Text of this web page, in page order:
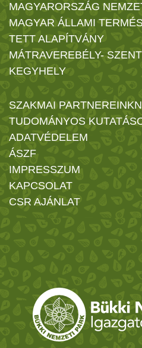
MAGYARORSZÁG
MAGYAR ÁLLAMI
TETT ALAPÍTVÁNY
MÁTRAVEREBÉLY-
KEGYHELY
SZAKMAI
TUDOMÁNYOS
ADATVÉDELEM
ÁSZF
IMPRESSZUM
KAPCSOLAT
CSR AJÁNLAT